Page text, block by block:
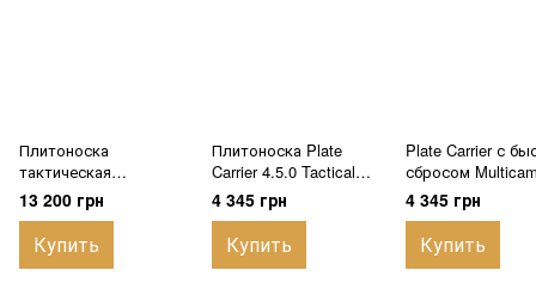
Плитоноска
тактическая
FLAGMAN-M1 PRO
Multicam с
подсумками, MOLLE,
Cordura 1000D
13 200 грн
Купить
Плитоноска Plate
Carrier 4.5.0 Tactical
Comfort-S MM-14 с
быстрым сбросом 4
точки, Cordura 1000D, с
3 подсумками АК
4 345 грн
Купить
Plate Carrier с
сбросом
(Comfort-1)
4 345 грн
Купить